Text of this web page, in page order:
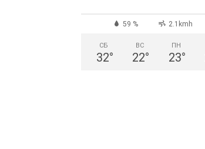
59 % 2.1kmh
СБ
32°
ВС
22°
ПН
23°